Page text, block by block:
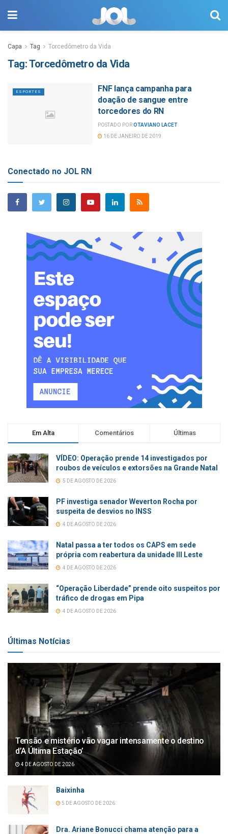
Capa Tag Torcedômetro da Vida
Tag:Torcedômetro da Vida
ESPORTES
FNF lança campanha para
doação de sangue entre
torcedores do RN
POSTADO POROTAVIANO LACET
16 DE JANEIRO DE 2019
Conectado no JOL RN
Em Alta Comentários Últimas
VÍDEO: Operação prende 14 investigados por
roubos de veículos e extorsões na Grande Natal
5 DE AGOSTO DE 2026
PF investiga senador Weverton Rocha por
suspeita de desvios no INSS
4 DE AGOSTO DE 2026
Natal passa a ter todos os CAPS em sede
própria com reabertura da unidade III Leste
4 DE AGOSTO DE 2026
“Operação Liberdade” prende oito suspeitos por
tráfico de drogas em Pipa
4 DE AGOSTO DE 2026
Últimas Notícias
Tensão e mistério vão vagar intensamente o destino
d’A Última Estação’
4 DE AGOSTO DE 2026
Baixinha
5 DE AGOSTO DE 2026
Dra. Ariane Bonucci chama atenção para a